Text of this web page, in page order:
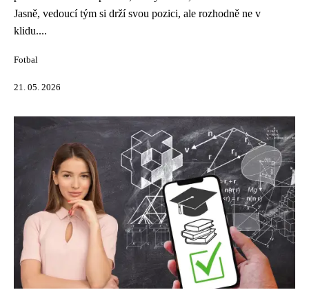
Jasně, vedoucí tým si drží svou pozici, ale rozhodně ne v
klidu....
Fotbal
21. 05. 2026